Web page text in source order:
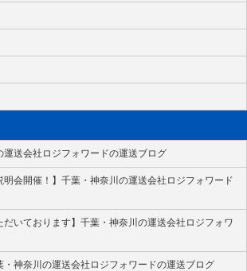
運送会社ロジフォワードの運送ブログ
明会開催！】千葉・神奈川の運送会社ロジフォワード
だいております】千葉・神奈川の運送会社ロジフォワ
・神奈川の運送会社ロジフォワードの運送ブログ